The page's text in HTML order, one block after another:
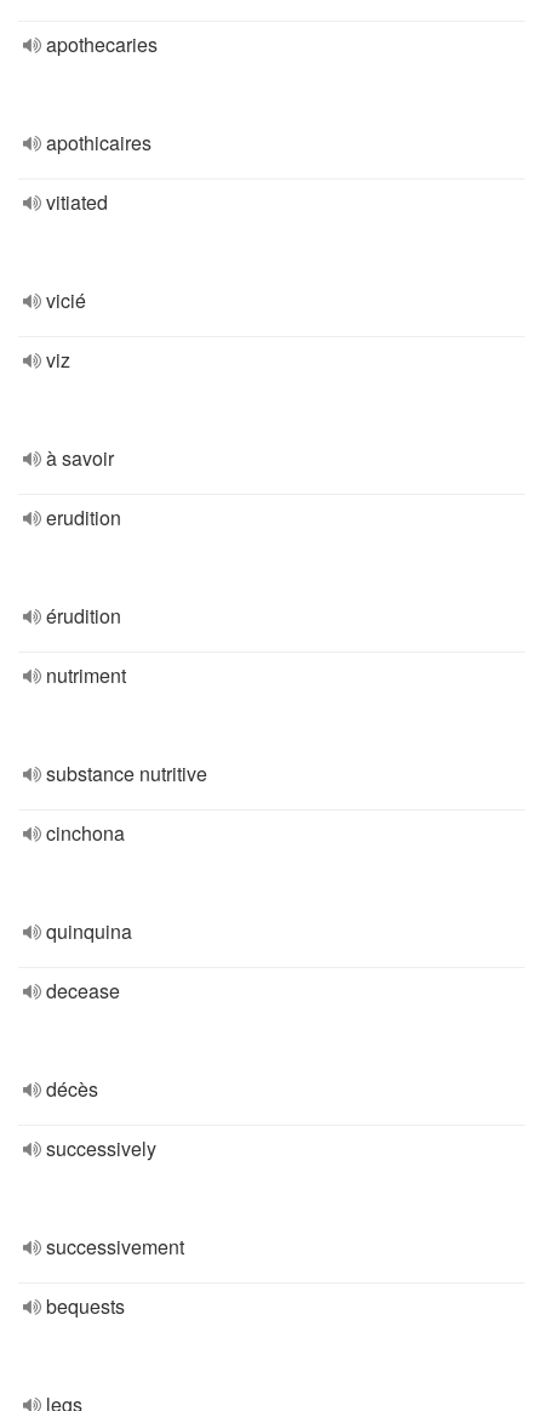
apothecaries
apothicaires
vitiated
vicié
viz
à savoir
erudition
érudition
nutriment
substance nutritive
cinchona
quinquina
decease
décès
successively
successivement
bequests
legs